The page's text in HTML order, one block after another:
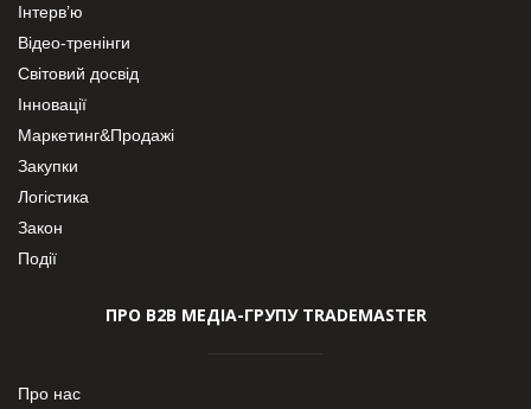
Інтерв’ю
Відео-тренінги
Світовий досвід
Інновації
Маркетинг&Продажі
Закупки
Логістика
Закон
Події
ПРО В2В МЕДІА-ГРУПУ TRADEMASTER
Про нас